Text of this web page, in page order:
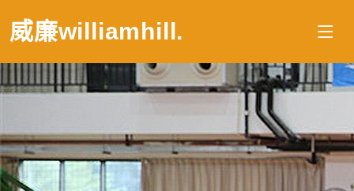
威廉williamhill.